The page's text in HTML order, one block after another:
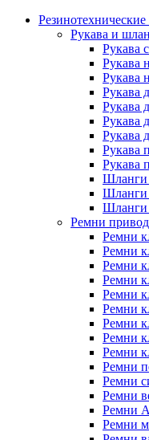
Резинотехнические
Рукава и
Рукава
Рукава
Рукава
Рукава
Рукава
Рукава
Рукава
Рукава
Рукава
Шланги
Шланги
Шланги
Ремни
Ремни
Ремни
Ремни
Ремни
Ремни
Ремни
Ремни
Ремни
Ремни
Ремни
Ремни
Ремни
Ремни
Ремни